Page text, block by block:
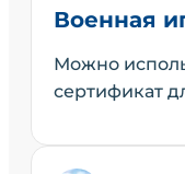
Военная
Можно
сертификат